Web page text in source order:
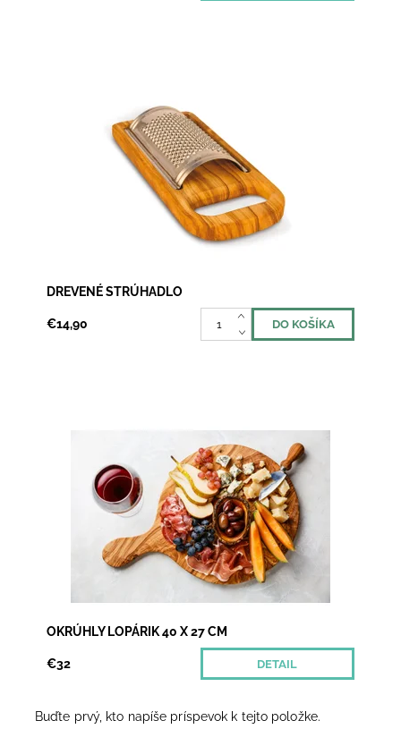
Milujete taliansku kuchyňu? Tak to sa bez
bešamelovej omáčky nezaobídete. Elegantné
strúhadlo z olivového dreva a nehrdzavejúcej ocele
Skladom 2
DREVENÉ STRÚHADLO
€14,90
Masívny lopárik z olivového dreva Vás utvrdí v tom,
že jeme aj očami – čokoľvek na ňom naservírujete,
bude vyzerať aj chutiť fantasticky - od...
Dostupnosť:
Momentálne nedostupné
OKRÚHLY LOPÁRIK 40 X 27 CM
€32 DETAIL
Buďte prvý, kto napíše príspevok k tejto položke.